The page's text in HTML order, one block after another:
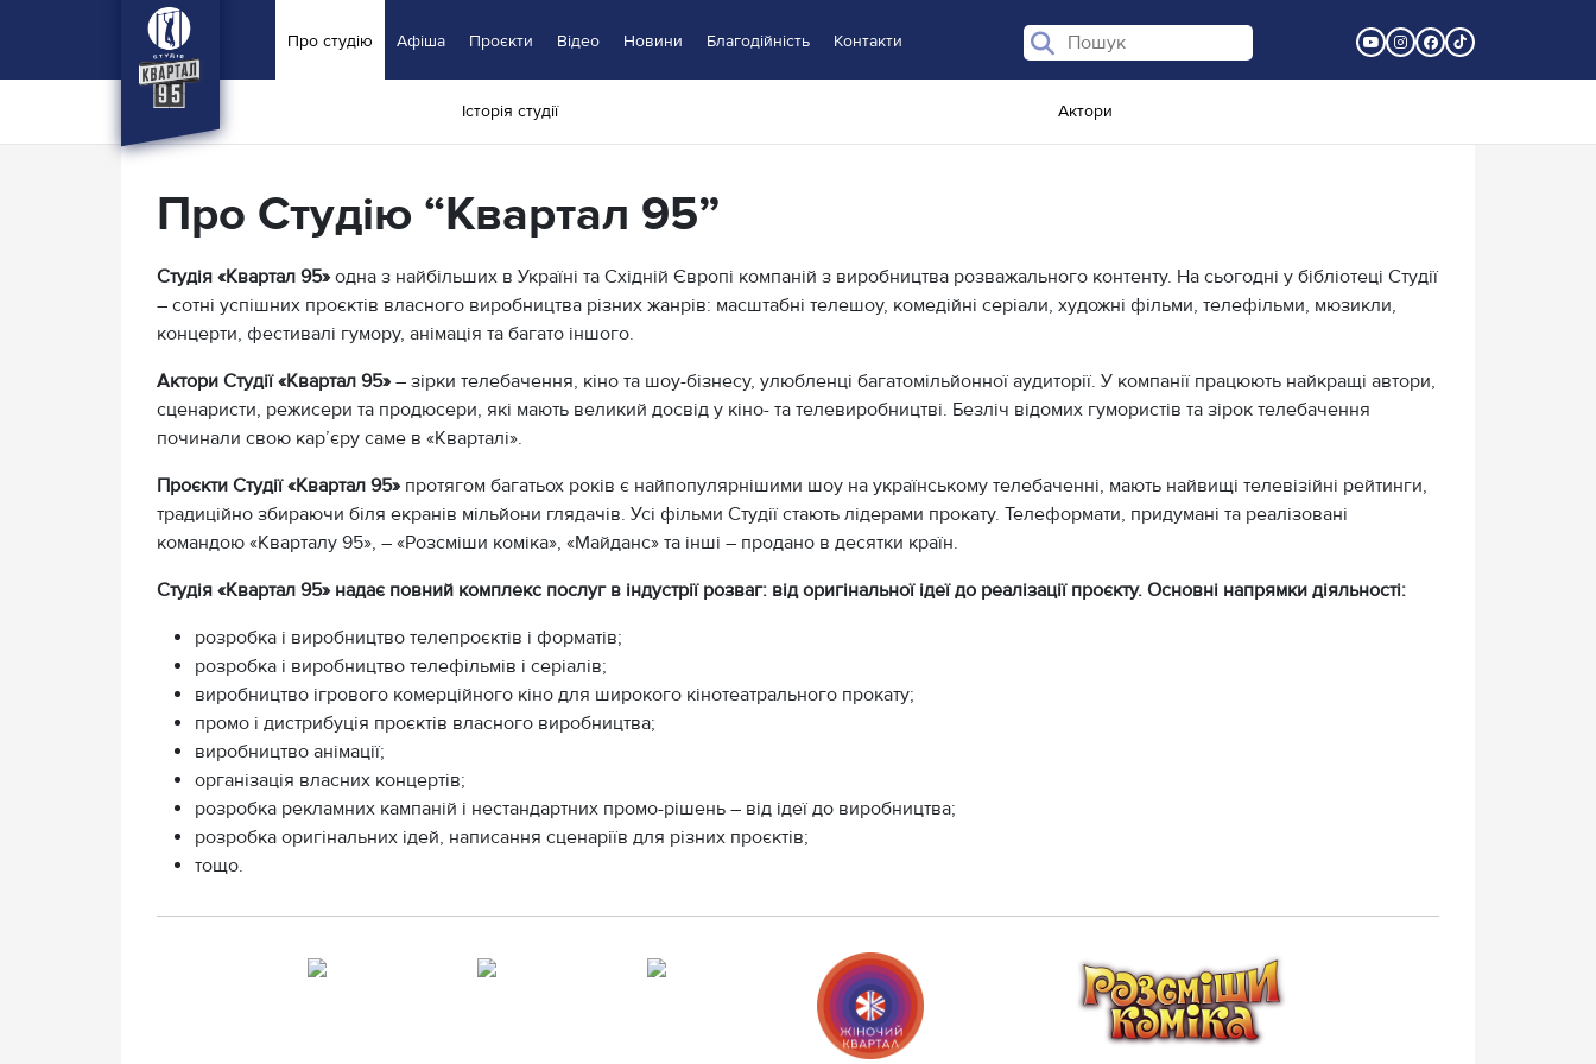
Про студію
Історія студії Актори
Афіша Проєкти Відео Новини Благодійність Контакти
Про Студію “Квартал 95”
Про Студію “Квартал 95”
Студія «Квартал 95»одна з найбільших в Україні та Східній Європі компаній з виробництва розважального контенту. На сьогодні у бібліотеці Студії
– сотні успішних проєктів власного виробництва різних жанрів: масштабні телешоу, комедійні серіали, художні фільми, телефільми, мюзикли,
концерти, фестивалі гумору, анімація та багато іншого.
Актори Студії «Квартал 95»– зірки телебачення, кіно та шоу-бізнесу, улюбленці багатомільйонної аудиторії. У компанії працюють найкращі автори,
сценаристи, режисери та продюсери, які мають великий досвід у кіно- та телевиробництві. Безліч відомих гумористів та зірок телебачення
починали свою карʼєру саме в «Кварталі».
Проєкти Студії «Квартал 95»протягом багатьох років є найпопулярнішими шоу на українському телебаченні, мають найвищі телевізійні рейтинги,
традиційно збираючи біля екранів мільйони глядачів. Усі фільми Студії стають лідерами прокату. Телеформати, придумані та реалізовані
командою «Кварталу 95», – «Розсміши коміка», «Майданс» та інші – продано в десятки країн.
Студія «Квартал 95» надає повний комплекс послуг в індустрії розваг: від оригінальної ідеї до реалізації проєкту. Основні напрямки діяльності:
розробка і виробництво телепроєктів і форматів;
розробка і виробництво телефільмів і серіалів;
виробництво ігрового комерційного кіно для широкого кінотеатрального прокату;
промо і дистрибуція проєктів власного виробництва;
виробництво анімації;
організація власних концертів;
розробка рекламних кампаній і нестандартних промо-рішень – від ідеї до виробництва;
розробка оригінальних ідей, написання сценаріїв для різних проєктів;
тощо.